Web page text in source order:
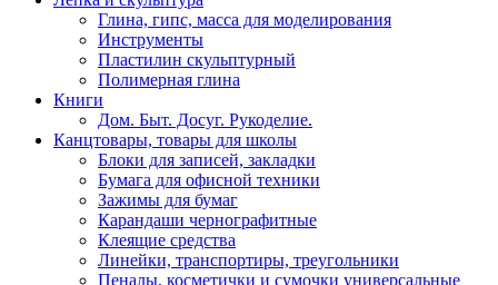
Глина, гипс, масса для моделирования
Инструменты
Пластилин скульптурный
Полимерная глина
Книги
Дом. Быт. Досуг. Рукоделие.
Канцтовары, товары для школы
Блоки для записей, закладки
Бумага для офисной техники
Зажимы для бумаг
Карандаши чернографитные
Клеящие средства
Линейки, транспортиры, треугольники
Пеналы, косметички и сумочки универсальные